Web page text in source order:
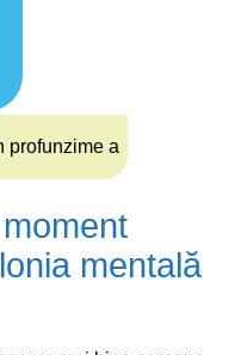
profunzime a
mentală